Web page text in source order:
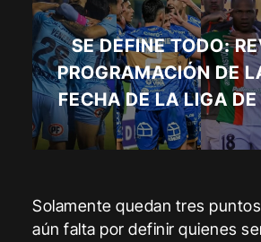
SE DEFINE TODO:
PROGRAMACIÓN DE
FECHA DE LA LIGA
Solamente quedan tres
aún falta por definir quienes